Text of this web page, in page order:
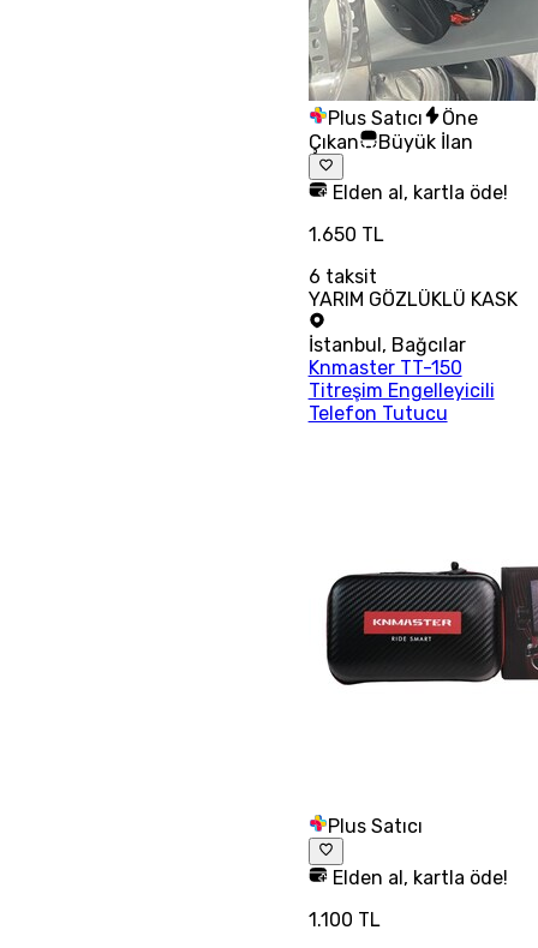
Plus Satıcı
Öne
Çıkan
Büyük İlan
Elden al, kartla öde!
1.650 TL
6 taksit
YARIM GÖZLÜKLÜ KASK
İstanbul , Bağcılar
Knmaster TT-150
Titreşim Engelleyicili
Telefon Tutucu
Plus Satıcı
Elden al, kartla öde!
1.100 TL